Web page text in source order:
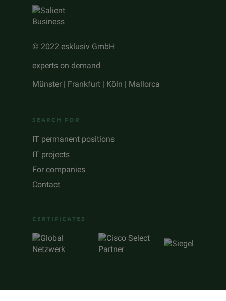
© 2022 esklusiv GmbH
experts on demand
Münster | Frankfurt | Köln | Mallorca
SEARCH FOR
IT permanent positions
IT projects
For companies
Contact
CERTIFICATES